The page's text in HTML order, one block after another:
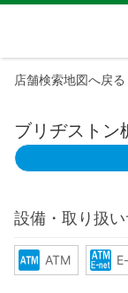
店舗検索地図へ戻る
ブリヂストン
設備・取り扱
ATM